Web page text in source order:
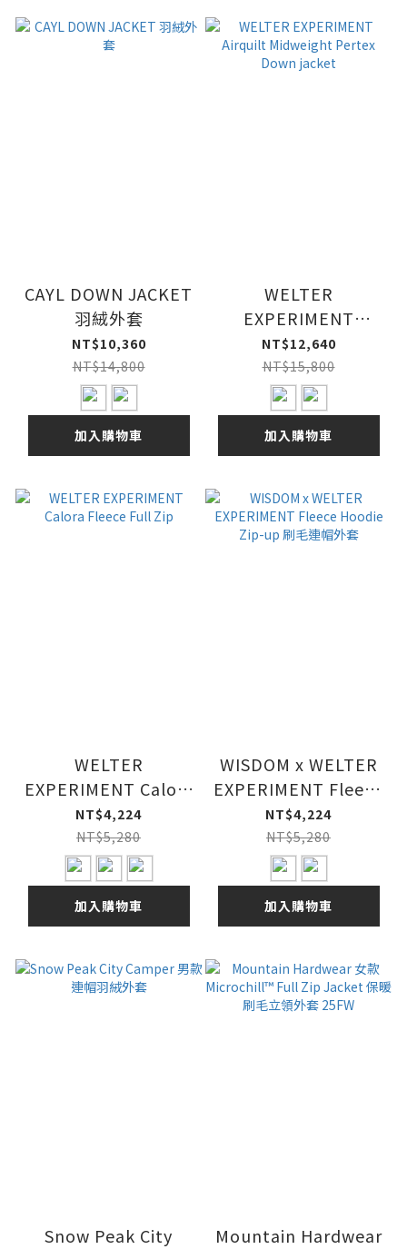
CAYL DOWN JACKET
羽絨外套
NT$10,360
NT$14,800
加入購物車
WELTER
EXPERIMENT
Airquilt Midweight
Pertex Down jacket
NT$12,640
NT$15,800
加入購物車
WELTER
EXPERIMENT Calora
Fleece Full Zip
NT$4,224
NT$5,280
加入購物車
WISDOM x WELTER
EXPERIMENT Fleece
Hoodie Zip-up 刷毛
連帽外套
NT$4,224
NT$5,280
加入購物車
Snow Peak City
Mountain Hardwear